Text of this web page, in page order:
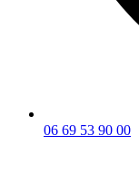
06 69 53 90 00